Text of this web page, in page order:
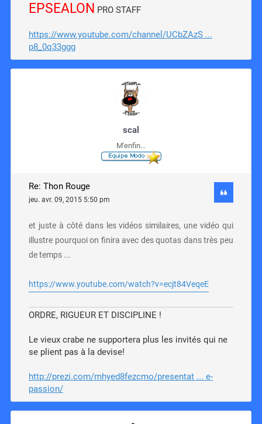
EPSEALON PRO STAFF
https://www.youtube.com/channel/UCbZAzS ...
p8_0q33ggg
scal
M'enfin...
Re: Thon Rouge
jeu. avr. 09, 2015 5:50 pm
et juste à côté dans les vidéos similaires, une vidéo qui
illustre pourquoi on finira avec des quotas dans très peu
de temps ...
https://www.youtube.com/watch?v=ecjt84VeqeE
ORDRE, RIGUEUR ET DISCIPLINE !
Le vieux crabe ne supportera plus les invités qui ne
se plient pas à la devise!
http://prezi.com/mhyed8fezcmo/presentat ... e-
passion/